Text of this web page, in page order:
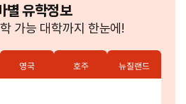
별 유학정보
가능 대학까지 한눈에!
영국 호주 뉴질랜드